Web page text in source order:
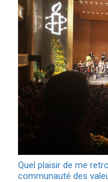
Quel plaisir de me
communauté des